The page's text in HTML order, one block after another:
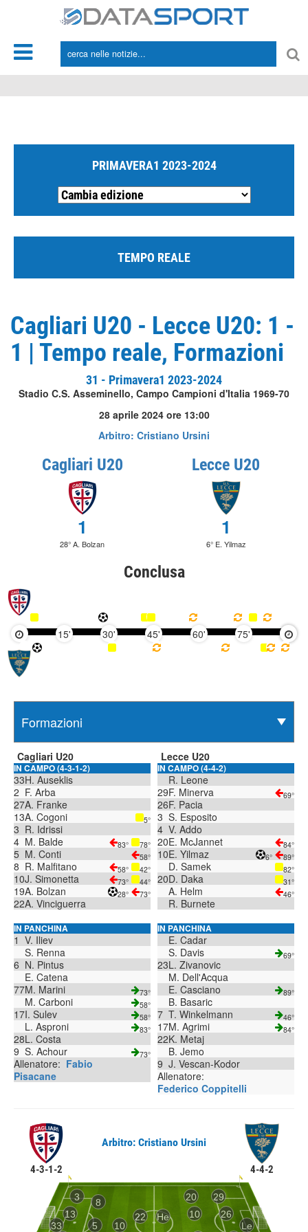
PRIMAVERA1 2023-2024
TEMPO REALE
Cagliari U20 - Lecce U20: 1 -
1 | Tempo reale, Formazioni
31 - Primavera1 2023-2024
Stadio C.S. Asseminello, Campo Campioni d'Italia 1969-70
28 aprile 2024 ore 13:00
Arbitro: Cristiano Ursini
Cagliari U20
1
28° A. Bolzan
Lecce U20
1
6° E. Yilmaz
Conclusa
15' 30' 45' 60' 75' 90'
Cagliari U20
IN CAMPO (4-3-1-2)
33H. Auseklis
2 F. Arba
27A. Franke
13A. Cogoni 5°
3 R. Idrissi
4 M. Balde 83° 78°
5 M. Conti 58°
8 R. Malfitano 58° 42°
10J. Simonetta 73° 44°
19A. Bolzan 28° 73°
22A. Vinciguerra
IN PANCHINA
1 V. Iliev
S. Renna
6 N. Pintus
E. Catena
77M. Marini 73°
M. Carboni 58°
17I. Sulev 58°
L. Asproni 83°
28L. Costa
9 S. Achour 73°
Allenatore: Fabio
Pisacane
Lecce U20
IN CAMPO (4-4-2)
R. Leone
29F. Minerva 69°
26F. Pacia
3 S. Esposito
4 V. Addo
20E. McJannet 84°
10E. Yilmaz 6° 89°
D. Samek 82°
20D. Daka 31°
A. Helm 46°
R. Burnete
IN PANCHINA
E. Cadar
S. Davis
69°
23L. Zivanovic
M. Dell'Acqua
E. Casciano
89°
B. Basaric
7 T. Winkelmann 46°
17M. Agrimi 84°
22K. Metaj
B. Jemo
9 J. Vescan-Kodor
Allenatore:
Federico Coppitelli
4-3-1-2
Arbitro: Cristiano Ursini
4-4-2
33 Le
29
26
13
3 20
5
10
8
10
He
22